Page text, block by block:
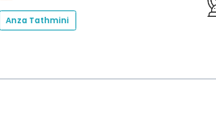
Anza Tathmini